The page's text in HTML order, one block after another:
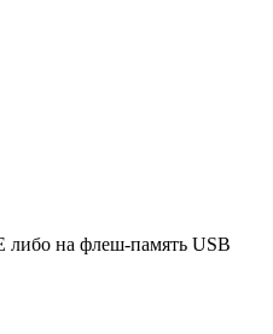
на флеш-память USB